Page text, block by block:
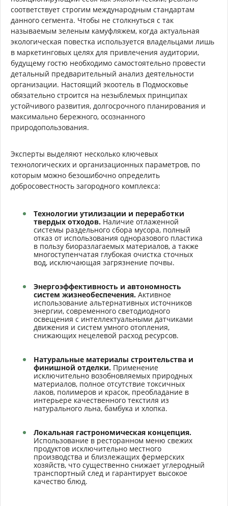
соответствует строгим международным стандартам
данного сегмента. Чтобы не столкнуться с так
называемым зеленым камуфляжем, когда актуальная
экологическая повестка используется владельцами лишь
в маркетинговых целях для привлечения аудитории,
будущему гостю необходимо самостоятельно провести
детальный предварительный анализ деятельности
организации. Настоящий экоотель в Подмосковье
обязательно строится на незыблемых принципах
устойчивого развития, долгосрочного планирования и
максимально бережного, осознанного
природопользования.
Эксперты выделяют несколько ключевых
технологических и организационных параметров, по
которым можно безошибочно определить
добросовестность загородного комплекса:
Технологии утилизации и переработки
твердых отходов. Наличие отлаженной
системы раздельного сбора мусора, полный
отказ от использования одноразового пластика
в пользу биоразлагаемых материалов, а также
многоступенчатая глубокая очистка сточных
вод, исключающая загрязнение почвы.
Энергоэффективность и автономность
систем жизнеобеспечения. Активное
использование альтернативных источников
энергии, современного светодиодного
освещения с интеллектуальными датчиками
движения и систем умного отопления,
снижающих нецелевой расход ресурсов.
Натуральные материалы строительства и
финишной отделки. Применение
исключительно возобновляемых природных
материалов, полное отсутствие токсичных
лаков, полимеров и красок, преобладание в
интерьере качественного текстиля из
натурального льна, бамбука и хлопка.
Локальная гастрономическая концепция.
Использование в ресторанном меню свежих
продуктов исключительно местного
производства и близлежащих фермерских
хозяйств, что существенно снижает углеродный
транспортный след и гарантирует высокое
качество блюд.